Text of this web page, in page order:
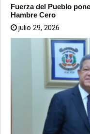
Fuerza del Pueblo
Hambre Cero
julio 29, 2026